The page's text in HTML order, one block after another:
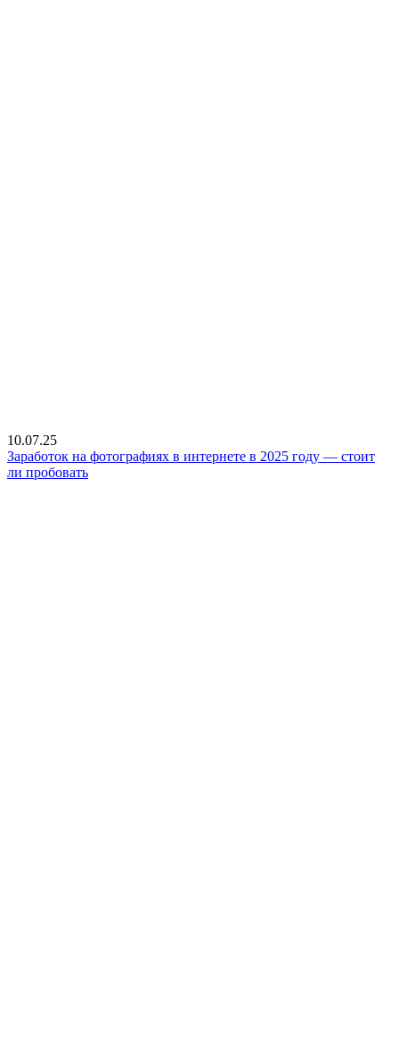
10.07.25
Заработок на фотографиях в интернете в 2025 году — стоит
ли пробовать